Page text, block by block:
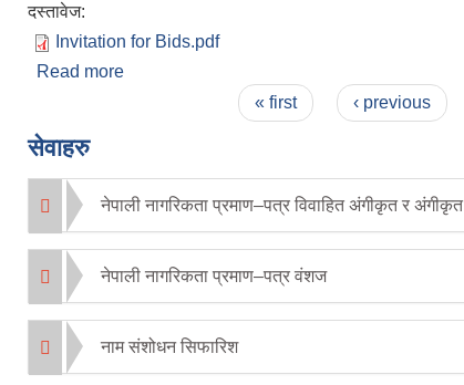
दस्तावेज:
Invitation for Bids.pdf
Read more
« first ‹ previous
सेवाहरु
नेपाली नागरिकता प्रमाण–पत्र विवाहित अंगीकृत र अंगीकृत
नेपाली नागरिकता प्रमाण–पत्र वंशज
नाम संशोधन सिफारिश